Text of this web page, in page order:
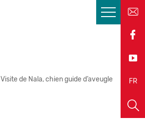
FR
EN
Visite de Nala, chien guide d’aveugle